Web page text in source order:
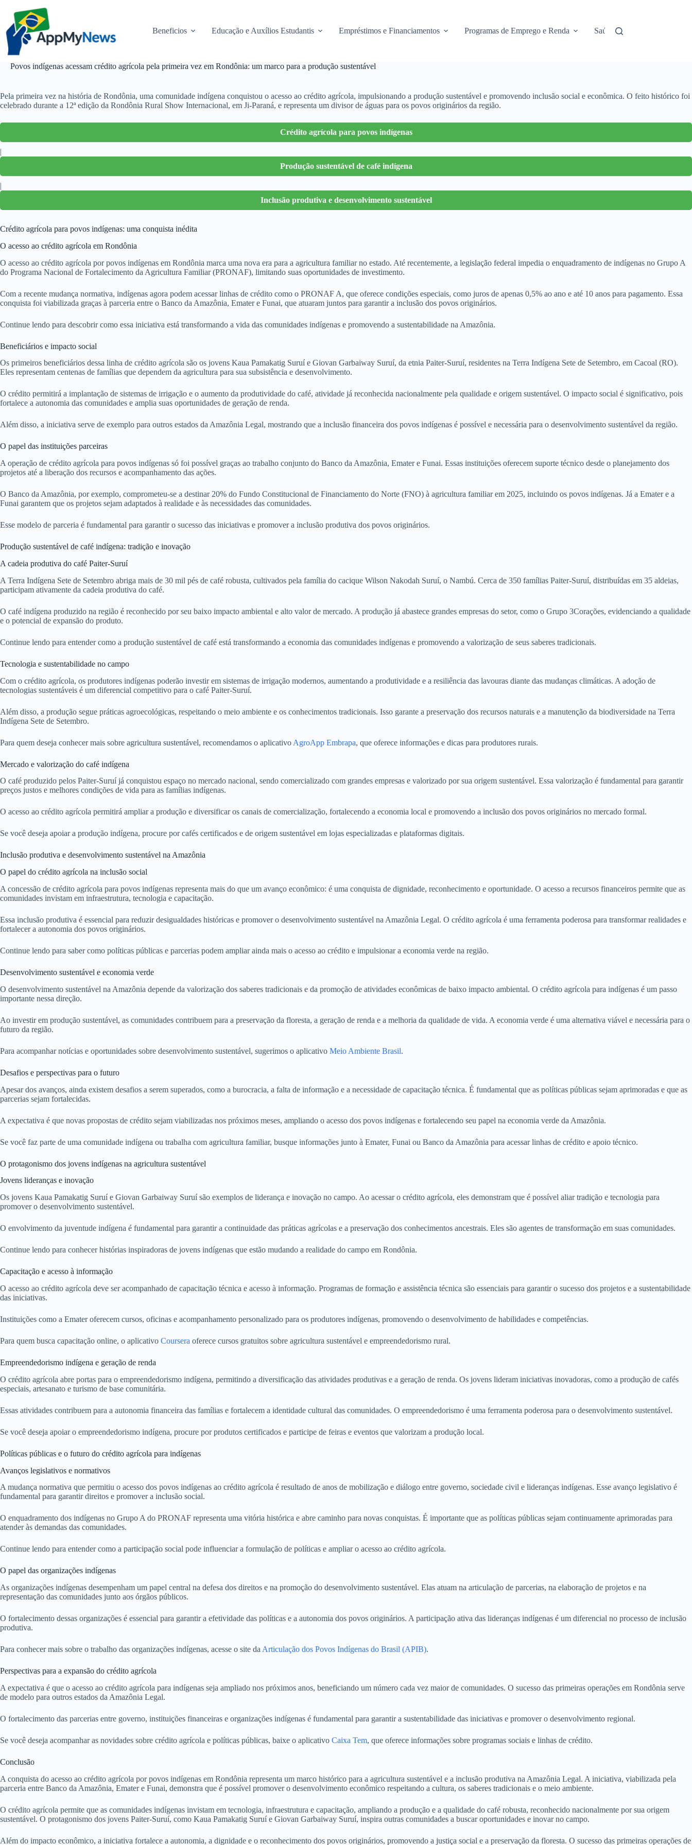
conteúdo
Beneficios Educação e Auxílios Estudantis Empréstimos e Financiamentos Programas de Emprego e Renda Saúde e Assistência
Povos indígenas acessam crédito agrícola pela primeira vez em Rondônia: um marco para a produção sustentável
Pela primeira vez na história de Rondônia, uma comunidade indígena conquistou o acesso ao crédito agrícola, impulsionando a produção sustentável e promovendo inclusão social e econômica. O feito histórico foi
celebrado durante a 12ª edição da Rondônia Rural Show Internacional, em Ji-Paraná, e representa um divisor de águas para os povos originários da região.
Crédito agrícola para povos indígenas
|
Produção sustentável de café indígena
|
Inclusão produtiva e desenvolvimento sustentável
Crédito agrícola para povos indígenas: uma conquista inédita
O acesso ao crédito agrícola em Rondônia
O acesso ao crédito agrícola por povos indígenas em Rondônia marca uma nova era para a agricultura familiar no estado. Até recentemente, a legislação federal impedia o enquadramento de indígenas no Grupo A
do Programa Nacional de Fortalecimento da Agricultura Familiar (PRONAF), limitando suas oportunidades de investimento.
Com a recente mudança normativa, indígenas agora podem acessar linhas de crédito como o PRONAF A, que oferece condições especiais, como juros de apenas 0,5% ao ano e até 10 anos para pagamento. Essa
conquista foi viabilizada graças à parceria entre o Banco da Amazônia, Emater e Funai, que atuaram juntos para garantir a inclusão dos povos originários.
Continue lendo para descobrir como essa iniciativa está transformando a vida das comunidades indígenas e promovendo a sustentabilidade na Amazônia.
Beneficiários e impacto social
Os primeiros beneficiários dessa linha de crédito agrícola são os jovens Kaua Pamakatig Suruí e Giovan Garbaiway Suruí, da etnia Paiter-Suruí, residentes na Terra Indígena Sete de Setembro, em Cacoal (RO).
Eles representam centenas de famílias que dependem da agricultura para sua subsistência e desenvolvimento.
O crédito permitirá a implantação de sistemas de irrigação e o aumento da produtividade do café, atividade já reconhecida nacionalmente pela qualidade e origem sustentável. O impacto social é significativo, pois
fortalece a autonomia das comunidades e amplia suas oportunidades de geração de renda.
Além disso, a iniciativa serve de exemplo para outros estados da Amazônia Legal, mostrando que a inclusão financeira dos povos indígenas é possível e necessária para o desenvolvimento sustentável da região.
O papel das instituições parceiras
A operação de crédito agrícola para povos indígenas só foi possível graças ao trabalho conjunto do Banco da Amazônia, Emater e Funai. Essas instituições oferecem suporte técnico desde o planejamento dos
projetos até a liberação dos recursos e acompanhamento das ações.
O Banco da Amazônia, por exemplo, comprometeu-se a destinar 20% do Fundo Constitucional de Financiamento do Norte (FNO) à agricultura familiar em 2025, incluindo os povos indígenas. Já a Emater e a
Funai garantem que os projetos sejam adaptados à realidade e às necessidades das comunidades.
Esse modelo de parceria é fundamental para garantir o sucesso das iniciativas e promover a inclusão produtiva dos povos originários.
Produção sustentável de café indígena: tradição e inovação
A cadeia produtiva do café Paiter-Suruí
A Terra Indígena Sete de Setembro abriga mais de 30 mil pés de café robusta, cultivados pela família do cacique Wilson Nakodah Suruí, o Nambú. Cerca de 350 famílias Paiter-Suruí, distribuídas em 35 aldeias,
participam ativamente da cadeia produtiva do café.
O café indígena produzido na região é reconhecido por seu baixo impacto ambiental e alto valor de mercado. A produção já abastece grandes empresas do setor, como o Grupo 3Corações, evidenciando a qualidade
e o potencial de expansão do produto.
Continue lendo para entender como a produção sustentável de café está transformando a economia das comunidades indígenas e promovendo a valorização de seus saberes tradicionais.
Tecnologia e sustentabilidade no campo
Com o crédito agrícola, os produtores indígenas poderão investir em sistemas de irrigação modernos, aumentando a produtividade e a resiliência das lavouras diante das mudanças climáticas. A adoção de
tecnologias sustentáveis é um diferencial competitivo para o café Paiter-Suruí.
Além disso, a produção segue práticas agroecológicas, respeitando o meio ambiente e os conhecimentos tradicionais. Isso garante a preservação dos recursos naturais e a manutenção da biodiversidade na Terra
Indígena Sete de Setembro.
Para quem deseja conhecer mais sobre agricultura sustentável, recomendamos o aplicativo AgroApp Embrapa, que oferece informações e dicas para produtores rurais.
Mercado e valorização do café indígena
O café produzido pelos Paiter-Suruí já conquistou espaço no mercado nacional, sendo comercializado com grandes empresas e valorizado por sua origem sustentável. Essa valorização é fundamental para garantir
preços justos e melhores condições de vida para as famílias indígenas.
O acesso ao crédito agrícola permitirá ampliar a produção e diversificar os canais de comercialização, fortalecendo a economia local e promovendo a inclusão dos povos originários no mercado formal.
Se você deseja apoiar a produção indígena, procure por cafés certificados e de origem sustentável em lojas especializadas e plataformas digitais.
Inclusão produtiva e desenvolvimento sustentável na Amazônia
O papel do crédito agrícola na inclusão social
A concessão de crédito agrícola para povos indígenas representa mais do que um avanço econômico: é uma conquista de dignidade, reconhecimento e oportunidade. O acesso a recursos financeiros permite que as
comunidades invistam em infraestrutura, tecnologia e capacitação.
Essa inclusão produtiva é essencial para reduzir desigualdades históricas e promover o desenvolvimento sustentável na Amazônia Legal. O crédito agrícola é uma ferramenta poderosa para transformar realidades e
fortalecer a autonomia dos povos originários.
Continue lendo para saber como políticas públicas e parcerias podem ampliar ainda mais o acesso ao crédito e impulsionar a economia verde na região.
Desenvolvimento sustentável e economia verde
O desenvolvimento sustentável na Amazônia depende da valorização dos saberes tradicionais e da promoção de atividades econômicas de baixo impacto ambiental. O crédito agrícola para indígenas é um passo
importante nessa direção.
Ao investir em produção sustentável, as comunidades contribuem para a preservação da floresta, a geração de renda e a melhoria da qualidade de vida. A economia verde é uma alternativa viável e necessária para o
futuro da região.
Para acompanhar notícias e oportunidades sobre desenvolvimento sustentável, sugerimos o aplicativo Meio Ambiente Brasil.
Desafios e perspectivas para o futuro
Apesar dos avanços, ainda existem desafios a serem superados, como a burocracia, a falta de informação e a necessidade de capacitação técnica. É fundamental que as políticas públicas sejam aprimoradas e que as
parcerias sejam fortalecidas.
A expectativa é que novas propostas de crédito sejam viabilizadas nos próximos meses, ampliando o acesso dos povos indígenas e fortalecendo seu papel na economia verde da Amazônia.
Se você faz parte de uma comunidade indígena ou trabalha com agricultura familiar, busque informações junto à Emater, Funai ou Banco da Amazônia para acessar linhas de crédito e apoio técnico.
O protagonismo dos jovens indígenas na agricultura sustentável
Jovens lideranças e inovação
Os jovens Kaua Pamakatig Suruí e Giovan Garbaiway Suruí são exemplos de liderança e inovação no campo. Ao acessar o crédito agrícola, eles demonstram que é possível aliar tradição e tecnologia para
promover o desenvolvimento sustentável.
O envolvimento da juventude indígena é fundamental para garantir a continuidade das práticas agrícolas e a preservação dos conhecimentos ancestrais. Eles são agentes de transformação em suas comunidades.
Continue lendo para conhecer histórias inspiradoras de jovens indígenas que estão mudando a realidade do campo em Rondônia.
Capacitação e acesso à informação
O acesso ao crédito agrícola deve ser acompanhado de capacitação técnica e acesso à informação. Programas de formação e assistência técnica são essenciais para garantir o sucesso dos projetos e a sustentabilidade
das iniciativas.
Instituições como a Emater oferecem cursos, oficinas e acompanhamento personalizado para os produtores indígenas, promovendo o desenvolvimento de habilidades e competências.
Para quem busca capacitação online, o aplicativo Coursera oferece cursos gratuitos sobre agricultura sustentável e empreendedorismo rural.
Empreendedorismo indígena e geração de renda
O crédito agrícola abre portas para o empreendedorismo indígena, permitindo a diversificação das atividades produtivas e a geração de renda. Os jovens lideram iniciativas inovadoras, como a produção de cafés
especiais, artesanato e turismo de base comunitária.
Essas atividades contribuem para a autonomia financeira das famílias e fortalecem a identidade cultural das comunidades. O empreendedorismo é uma ferramenta poderosa para o desenvolvimento sustentável.
Se você deseja apoiar o empreendedorismo indígena, procure por produtos certificados e participe de feiras e eventos que valorizam a produção local.
Políticas públicas e o futuro do crédito agrícola para indígenas
Avanços legislativos e normativos
A mudança normativa que permitiu o acesso dos povos indígenas ao crédito agrícola é resultado de anos de mobilização e diálogo entre governo, sociedade civil e lideranças indígenas. Esse avanço legislativo é
fundamental para garantir direitos e promover a inclusão social.
O enquadramento dos indígenas no Grupo A do PRONAF representa uma vitória histórica e abre caminho para novas conquistas. É importante que as políticas públicas sejam continuamente aprimoradas para
atender às demandas das comunidades.
Continue lendo para entender como a participação social pode influenciar a formulação de políticas e ampliar o acesso ao crédito agrícola.
O papel das organizações indígenas
As organizações indígenas desempenham um papel central na defesa dos direitos e na promoção do desenvolvimento sustentável. Elas atuam na articulação de parcerias, na elaboração de projetos e na
representação das comunidades junto aos órgãos públicos.
O fortalecimento dessas organizações é essencial para garantir a efetividade das políticas e a autonomia dos povos originários. A participação ativa das lideranças indígenas é um diferencial no processo de inclusão
produtiva.
Para conhecer mais sobre o trabalho das organizações indígenas, acesse o site da Articulação dos Povos Indígenas do Brasil (APIB).
Perspectivas para a expansão do crédito agrícola
A expectativa é que o acesso ao crédito agrícola para indígenas seja ampliado nos próximos anos, beneficiando um número cada vez maior de comunidades. O sucesso das primeiras operações em Rondônia serve
de modelo para outros estados da Amazônia Legal.
O fortalecimento das parcerias entre governo, instituições financeiras e organizações indígenas é fundamental para garantir a sustentabilidade das iniciativas e promover o desenvolvimento regional.
Se você deseja acompanhar as novidades sobre crédito agrícola e políticas públicas, baixe o aplicativo Caixa Tem, que oferece informações sobre programas sociais e linhas de crédito.
Conclusão
A conquista do acesso ao crédito agrícola por povos indígenas em Rondônia representa um marco histórico para a agricultura sustentável e a inclusão produtiva na Amazônia Legal. A iniciativa, viabilizada pela
parceria entre Banco da Amazônia, Emater e Funai, demonstra que é possível promover o desenvolvimento econômico respeitando a cultura, os saberes tradicionais e o meio ambiente.
O crédito agrícola permite que as comunidades indígenas invistam em tecnologia, infraestrutura e capacitação, ampliando a produção e a qualidade do café robusta, reconhecido nacionalmente por sua origem
sustentável. O protagonismo dos jovens Paiter-Suruí, como Kaua Pamakatig Suruí e Giovan Garbaiway Suruí, inspira outras comunidades a buscar oportunidades e inovar no campo.
Além do impacto econômico, a iniciativa fortalece a autonomia, a dignidade e o reconhecimento dos povos originários, promovendo a justiça social e a preservação da floresta. O sucesso das primeiras operações de